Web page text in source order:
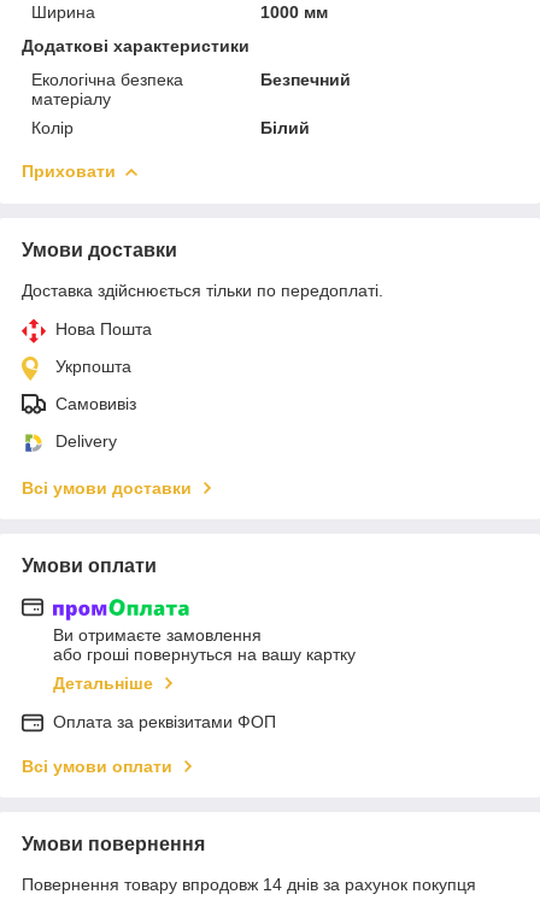
Ширина
1000 мм
Додаткові характеристики
Екологічна безпека
матеріалу
Безпечний
Колір Білий
Приховати
Умови доставки
Доставка здійснюється тільки по передоплаті.
Нова Пошта
Укрпошта
Самовивіз
Delivery
Всі умови доставки
Умови оплати
Ви отримаєте замовлення
або гроші повернуться на вашу картку
Детальніше
Оплата за реквізитами ФОП
Всі умови оплати
Умови повернення
Повернення товару впродовж 14 днів за рахунок покупця